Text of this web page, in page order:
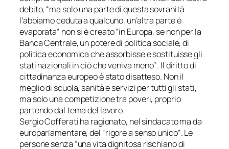
debito, “ma solo una parte di questa sovranità
l’abbiamo ceduta a qualcuno, un’altra parte è
evaporata” non si è creato“in Europa, se non per la
Banca Centrale, un potere di politica sociale, di
politica economica che assorbisse e sostituisse gli
stati nazionali in ciò che veniva meno”. Il diritto di
cittadinanza europeo è stato disatteso. Non il
meglio di scuola, sanità e servizi per tutti gli stati,
ma solo una competizione tra poveri, proprio
partendo dal tema del lavoro.
Sergio Cofferati ha ragionato, nel sindacato ma da
europarlamentare, del “rigore a senso unico”. Le
persone senza “una vita dignitosa rischiano di